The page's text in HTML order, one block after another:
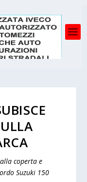
coperta e
Suzuki 150